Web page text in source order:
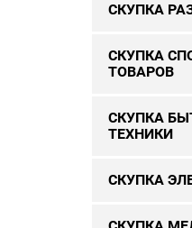
СКУПКА
СКУПКА
ТОВАРОВ
СКУПКА
ТЕХНИКИ
СКУПКА